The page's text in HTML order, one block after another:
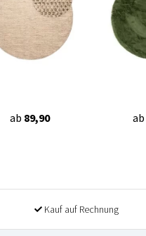
ab 89,90 ab
Kauf auf Rechnung